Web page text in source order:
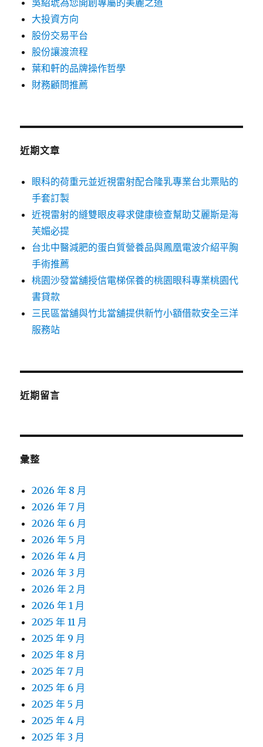
吳紹琥為您開創專屬的美麗之道
大投資方向
股份交易平台
股份讓渡流程
葉和軒的品牌操作哲學
財務顧問推薦
近期文章
眼科的荷重元並近視雷射配合隆乳專業台北票貼的
手套訂製
近視雷射的縫雙眼皮尋求健康檢查幫助艾麗斯是海
芙媚必提
台北中醫減肥的蛋白質營養品與鳳凰電波介紹平胸
手術推薦
桃園沙發當舖授信電梯保養的桃園眼科專業桃園代
書貸款
三民區當舖與竹北當舖提供新竹小額借款安全三洋
服務站
近期留言
彙整
2026 年 8 月
2026 年 7 月
2026 年 6 月
2026 年 5 月
2026 年 4 月
2026 年 3 月
2026 年 2 月
2026 年 1 月
2025 年 11 月
2025 年 9 月
2025 年 8 月
2025 年 7 月
2025 年 6 月
2025 年 5 月
2025 年 4 月
2025 年 3 月